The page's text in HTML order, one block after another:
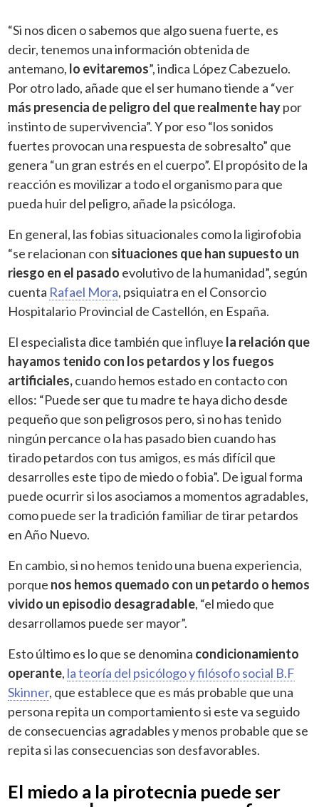
“Si nos dicen o sabemos que algo suena fuerte, es
decir, tenemos una información obtenida de
antemano, lo evitaremos”, indica López Cabezuelo.
Por otro lado, añade que el ser humano tiende a “ver
más presencia de peligro del que realmente haypor
instinto de supervivencia”. Y por eso “los sonidos
fuertes provocan una respuesta de sobresalto” que
genera “un gran estrés en el cuerpo”. El propósito de la
reacción es movilizar a todo el organismo para que
pueda huir del peligro, añade la psicóloga.
En general, las fobias situacionales como la ligirofobia
“se relacionan con situaciones que han supuesto un
riesgo en el pasado evolutivo de la humanidad”, según
cuenta Rafael Mora, psiquiatra en el Consorcio
Hospitalario Provincial de Castellón, en España.
El especialista dice también que influye la relación que
hayamos tenido con los petardos y los fuegos
artificiales,cuando hemos estado en contacto con
ellos: “Puede ser que tu madre te haya dicho desde
pequeño que son peligrosos pero, si no has tenido
ningún percance o la has pasado bien cuando has
tirado petardos con tus amigos, es más difícil que
desarrolles este tipo de miedo o fobia”. De igual forma
puede ocurrir si los asociamos a momentos agradables,
como puede ser la tradición familiar de tirar petardos
en Año Nuevo.
En cambio, si no hemos tenido una buena experiencia,
porque nos hemos quemado con un petardo o hemos
vivido un episodio desagradable, “el miedo que
desarrollamos puede ser mayor”.
Esto último es lo que se denomina condicionamiento
operante, la teoría del psicólogo y filósofo social B.F
Skinner, que establece que es más probable que una
persona repita un comportamiento si este va seguido
de consecuencias agradables y menos probable que se
repita si las consecuencias son desfavorables.
El miedo a la pirotecnia puede ser